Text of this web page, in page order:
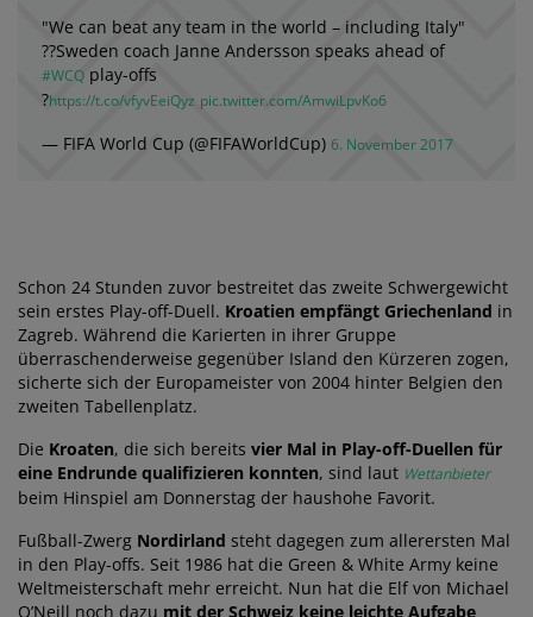
"We can beat any team in the world – including Italy"
??Sweden coach Janne Andersson speaks ahead of
#WCQ play-offs
?https://t.co/vfyvEeiQyz pic.twitter.com/AmwiLpvKo6
— FIFA World Cup (@FIFAWorldCup) 6. November 2017
Schon 24 Stunden zuvor bestreitet das zweite Schwergewicht
sein erstes Play-off-Duell. Kroatien empfängt Griechenland in
Zagreb. Während die Karierten in ihrer Gruppe
überraschenderweise gegenüber Island den Kürzeren zogen,
sicherte sich der Europameister von 2004 hinter Belgien den
zweiten Tabellenplatz.
Die Kroaten, die sich bereits vier Mal in Play-off-Duellen für
eine Endrunde qualifizieren konnten, sind laut Wettanbieter
beim Hinspiel am Donnerstag der haushohe Favorit.
Fußball-Zwerg Nordirland steht dagegen zum allerersten Mal
in den Play-offs. Seit 1986 hat die Green & White Army keine
Weltmeisterschaft mehr erreicht. Nun hat die Elf von Michael
O’Neill noch dazu mit der Schweiz keine leichte Aufgabe